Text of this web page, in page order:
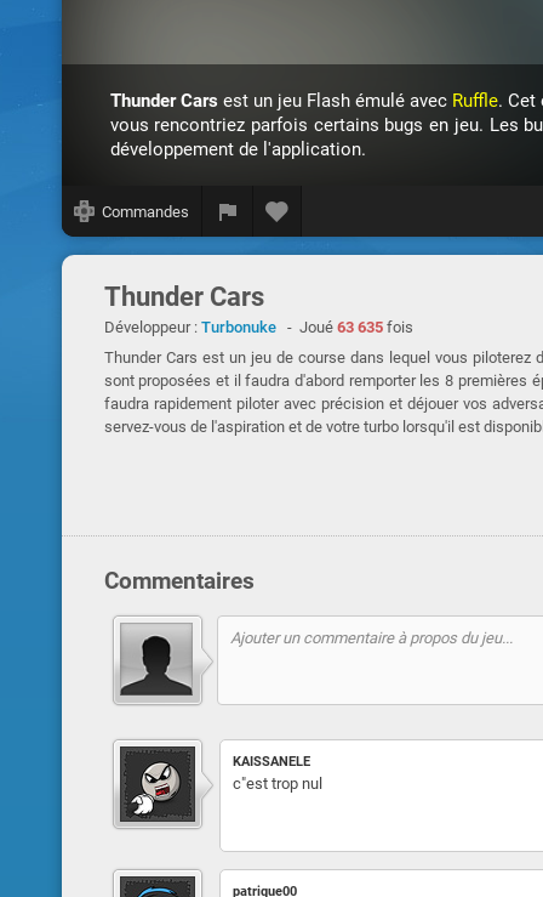
Thunder Cars est un jeu Flash émulé avec Ruffle. Cet
vous rencontriez parfois certains bugs en jeu. Les
développement de l'application.
Commandes
Thunder Cars
Développeur : Turbonuke - Joué 63 635fois
Thunder Cars est un jeu de course dans lequel vous
sont proposées et il faudra d'abord remporter les 8 premières
faudra rapidement piloter avec précision et déjouer vos
servez-vous de l'aspiration et de votre turbo lorsqu'il est
Commentaires
KAISSANELE
c"est trop nul
patrique00